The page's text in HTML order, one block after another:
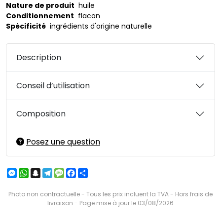
Nature de produit huile
Conditionnement flacon
Spécificité ingrédients d'origine naturelle
Description
Conseil d’utilisation
Composition
Posez une question
Messenger
WhatsApp
Snapchat
Telegram
MessageFacebook
Photo non contractuelle - Tous les prix incluent la TVA - Hors frais de
livraison - Page mise à jour le 03/08/2026